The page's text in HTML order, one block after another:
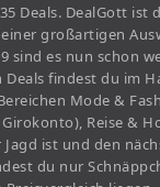
Deals. DealGott ist
großartigen
sind es nun schon
Deals findest du im
Mode &
Reise &
ist und den
du nur